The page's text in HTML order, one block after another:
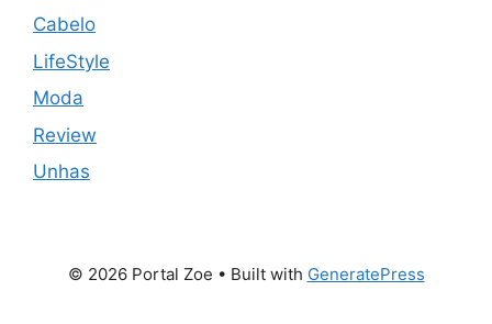
Cabelo
LifeStyle
Moda
Review
Unhas
© 2026 Portal Zoe • Built with GeneratePress